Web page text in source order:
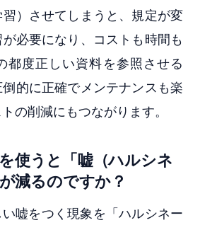
）させてしまうと、規定が変
必要になり、コストも時間も
都度正しい資料を参照させる
倒的に正確でメンテナンスも楽
の削減にもつながります。
使うと「嘘（ハルシネ
減るのですか？
嘘をつく現象を「ハルシネー